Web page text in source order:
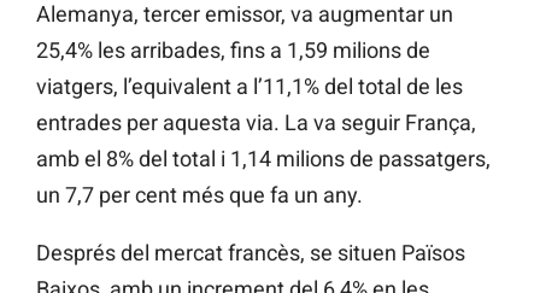
Alemanya, tercer emissor, va augmentar un
25,4% les arribades, fins a 1,59 milions de
viatgers, l’equivalent a l’11,1% del total de les
entrades per aquesta via. La va seguir França,
amb el 8% del total i 1,14 milions de passatgers,
un 7,7 per cent més que fa un any.
Després del mercat francès, se situen Països